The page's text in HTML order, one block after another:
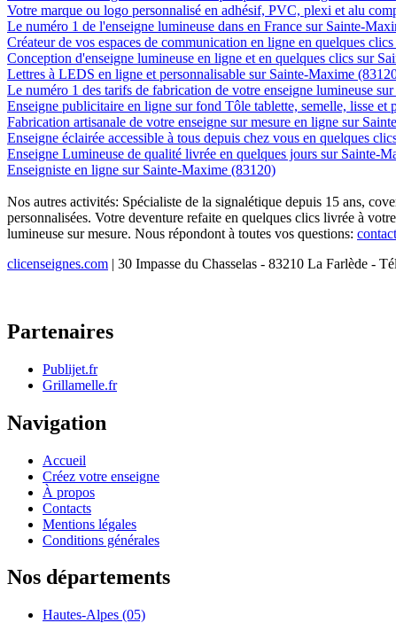
Votre marque ou logo personnalisé en adhésif, PVC, plexi et alu
Le numéro 1 de l'enseigne lumineuse dans en France sur Sainte-
Créateur de vos espaces de communication en ligne en quelques
Conception d'enseigne lumineuse en ligne et en quelques clics sur
Lettres à LEDS en ligne et personnalisable sur Sainte-Maxime
Le numéro 1 des tarifs de fabrication de votre enseigne lumineuse
Enseigne publicitaire en ligne sur fond Tôle tablette, semelle, lisse
Fabrication artisanale de votre enseigne sur mesure en ligne sur
Enseigne éclairée accessible à tous depuis chez vous en quelques
Enseigne Lumineuse de qualité livrée en quelques jours sur Sainte-
Enseigniste en ligne sur Sainte-Maxime (83120)
Nos autres activités: Spécialiste de la signalétique depuis 15 ans,
personnalisées. Votre deventure refaite en quelques clics livrée à
lumineuse sur mesure. Nous répondont à toutes vos questions:
clicenseignes.com | 30 Impasse du Chasselas - 83210 La Farlède -
Partenaires
Publijet.fr
Grillamelle.fr
Navigation
Accueil
Créez votre enseigne
À propos
Contacts
Mentions légales
Conditions générales
Nos départements
Hautes-Alpes (05)